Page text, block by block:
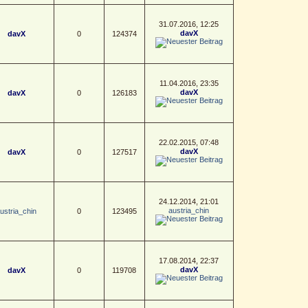
davX 0 124374
31.07.2016, 12:25
davX
davX 0 126183
11.04.2016, 23:35
davX
davX 0 127517
22.02.2015, 07:48
davX
0 123495
24.12.2014, 21:01
austria_chin
davX 0 119708
17.08.2014, 22:37
davX